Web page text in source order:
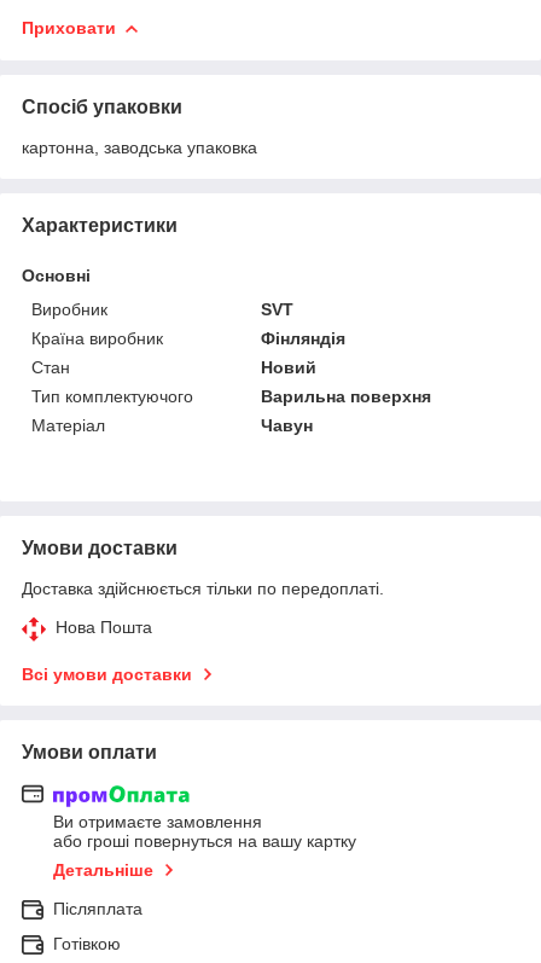
Приховати
Спосіб упаковки
картонна, заводська упаковка
Характеристики
Основні
Виробник
SVT
Країна виробник
Фінляндія
Стан
Новий
Тип комплектуючого
Варильна поверхня
Матеріал
Чавун
Умови доставки
Доставка здійснюється тільки по передоплаті.
Нова Пошта
Всі умови доставки
Умови оплати
Ви отримаєте замовлення
або гроші повернуться на вашу картку
Детальніше
Післяплата
Готівкою